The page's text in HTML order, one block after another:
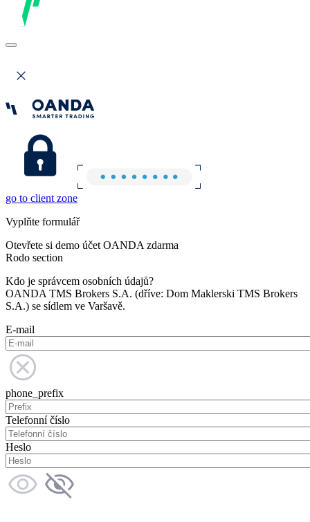
go to client zone
Vyplňte formulář
Otevřete si demo účet OANDA zdarma
Rodo section
Kdo je správcem osobních údajů?
OANDA TMS Brokers S.A. (dříve: Dom Maklerski TMS Brokers
S.A.) se sídlem ve Varšavě.
E-mail
phone_prefix
Telefonní číslo
Heslo